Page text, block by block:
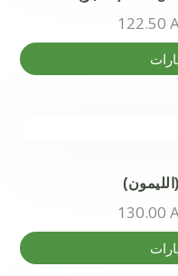
122.50
130.00